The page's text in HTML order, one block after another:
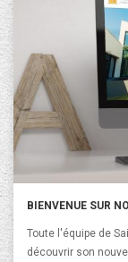
BIENVENUE SUR
Toute l'équipe de
découvrir son